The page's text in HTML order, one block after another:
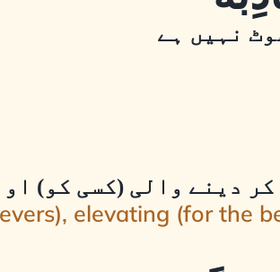
نہیں ہے
دینے والی (کسی کو)
elevating (for the